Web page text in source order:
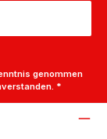
genommen
*